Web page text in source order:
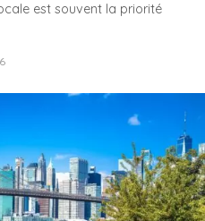
est souvent la priorité